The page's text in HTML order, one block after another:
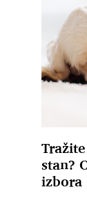
stan?
izbora